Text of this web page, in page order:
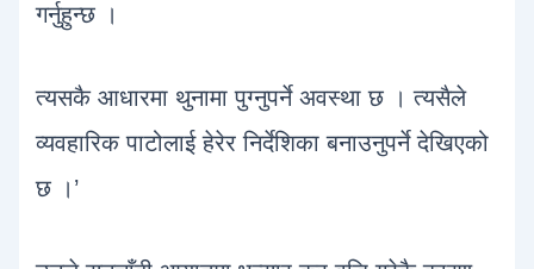
गर्नुहुन्छ ।
त्यसकै आधारमा थुनामा पुग्नुपर्ने अवस्था छ । त्यसैले
व्यवहारिक पाटोलाई हेरेर निर्देशिका बनाउनुपर्ने देखिएको
छ ।’